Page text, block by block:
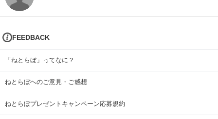
FEEDBACK
「ねとらぼ」ってなに？
ねとらぼへのご意見・ご感想
ねとらぼプレゼントキャンペーン応募規約